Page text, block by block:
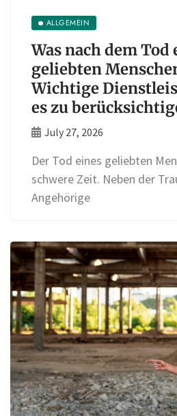
ALLGEMEIN
Was nach dem Tod
geliebten
Wichtige
es zu
July 27, 2026
Der Tod eines geliebten
schwere Zeit. Neben der
Angehörige